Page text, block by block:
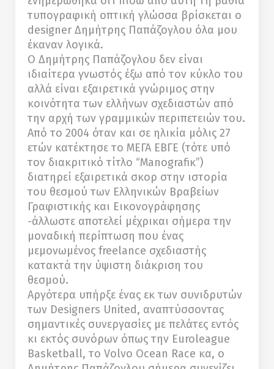
τυπογραφική οπτική γλώσσα βρίσκεται ο
designer Δημήτρης Παπάζογλου όλα μου
έκαναν λογικά.
Ο Δημήτρης Παπάζογλου δεν είναι
ιδιαίτερα γνωστός έξω από τον κύκλο του
αλλά είναι εξαιρετικά γνώριμος στην
κοινότητα των ελλήνων σχεδιαστών από
την αρχή των γραμμικών περιπετειών του.
Από το 2004 όταν και σε ηλικία μόλις 27
ετών κατέκτησε το ΜΕΓΑ ΕΒΓΕ (τότε υπό
τον διακριτικό τίτλο “Μanografiκ”)
διατηρεί εξαιρετικά σκορ στην ιστορία
του θεσμού των Ελληνικών Βραβείων
Γραφιστικής και Εικονογράφησης
-άλλωστε αποτελεί μέχρικαι σήμερα την
μοναδική περίπτωση που ένας
μεμονωμένος freelance σχεδιαστής
κατακτά την ύψιστη διάκριση του
θεσμού.
Αργότερα υπήρξε ένας εκ των συνιδρυτών
των Designers United, αναπτύσσοντας
σημαντικές συνεργασίες με πελάτες εντός
κι εκτός συνόρων όπως την Euroleague
Basketball, το Volvo Ocean Race κα, ο